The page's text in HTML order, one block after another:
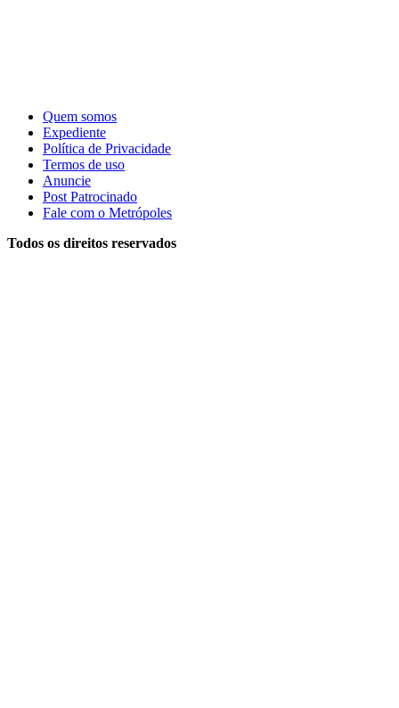
Quem somos
Expediente
Política de Privacidade
Termos de uso
Anuncie
Post Patrocinado
Fale com o Metrópoles
Todos os direitos reservados